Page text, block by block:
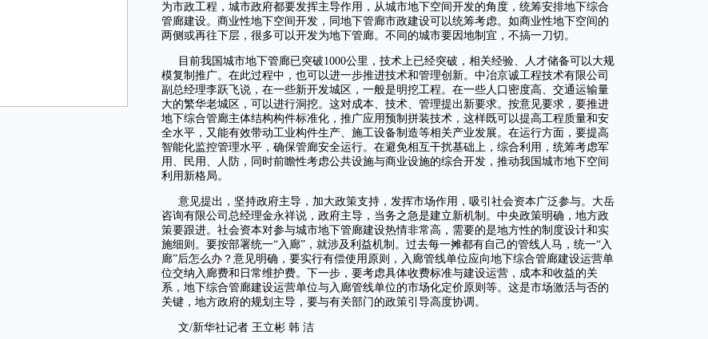
为市政工程，城市政府都要发挥主导作用，从城市地下空间开发的角度，统筹安排地下综合
管廊建设。商业性地下空间开发，同地下管廊市政建设可以统筹考虑。如商业性地下空间的
两侧或再往下层，很多可以开发为地下管廊。不同的城市要因地制宜，不搞一刀切。
目前我国城市地下管廊已突破1000公里，技术上已经突破，相关经验、人才储备可以大规
模复制推广。在此过程中，也可以进一步推进技术和管理创新。中冶京诚工程技术有限公司
副总经理李跃飞说，在一些新开发城区，一般是明挖工程。在一些人口密度高、交通运输量
大的繁华老城区，可以进行洞挖。这对成本、技术、管理提出新要求。按意见要求，要推进
地下综合管廊主体结构构件标准化，推广应用预制拼装技术，这样既可以提高工程质量和安
全水平，又能有效带动工业构件生产、施工设备制造等相关产业发展。在运行方面，要提高
智能化监控管理水平，确保管廊安全运行。在避免相互干扰基础上，综合利用，统筹考虑军
用、民用、人防，同时前瞻性考虑公共设施与商业设施的综合开发，推动我国城市地下空间
利用新格局。
意见提出，坚持政府主导，加大政策支持，发挥市场作用，吸引社会资本广泛参与。大岳
咨询有限公司总经理金永祥说，政府主导，当务之急是建立新机制。中央政策明确，地方政
策要跟进。社会资本对参与城市地下管廊建设热情非常高，需要的是地方性的制度设计和实
施细则。要按部署统一“入廊”，就涉及利益机制。过去每一摊都有自己的管线人马，统一“入
廊”后怎么办？意见明确，要实行有偿使用原则，入廊管线单位应向地下综合管廊建设运营单
位交纳入廊费和日常维护费。下一步，要考虑具体收费标准与建设运营，成本和收益的关
系，地下综合管廊建设运营单位与入廊管线单位的市场化定价原则等。这是市场激活与否的
关键，地方政府的规划主导，要与有关部门的政策引导高度协调。
文/新华社记者 王立彬 韩 洁